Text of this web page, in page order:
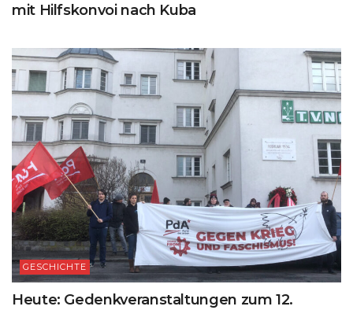
mit Hilfskonvoi nach Kuba
GESCHICHTE
Heute: Gedenkveranstaltungen zum 12.